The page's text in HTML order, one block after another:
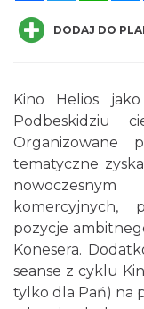
DODAJ DO
Kino Helios
Podbeskidziu
Organizowane
tematyczne
komercyjnych,
pozycje
Konesera.
seanse z cyklu
tylko dla Pań) na